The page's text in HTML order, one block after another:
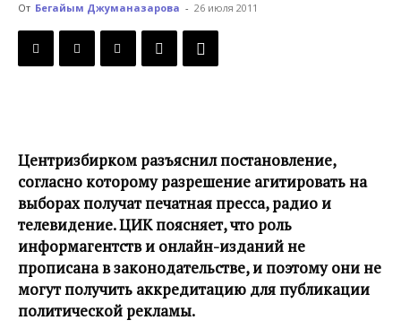
Кыргызстана
От Бегайым Джуманазарова - 26 июля 2011
Центризбирком разъяснил постановление,
согласно которому разрешение агитировать на
выборах получат печатная пресса, радио и
телевидение. ЦИК поясняет, что роль
информагентств и онлайн-изданий не
прописана в законодательстве, и поэтому они не
могут получить аккредитацию для публикации
политической рекламы.